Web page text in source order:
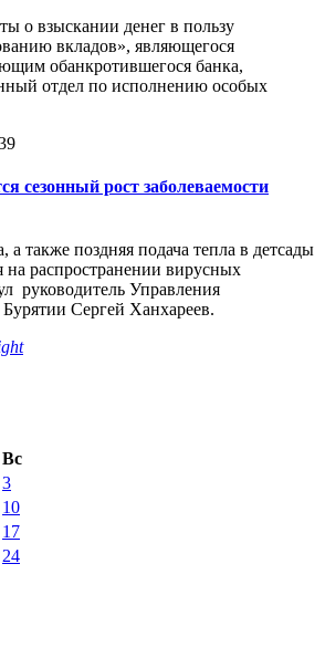
о взыскании денег в пользу
вкладов», являющегося
обанкротившегося банка,
отдел по исполнению особых
сезонный рост заболеваемости
а также поздняя подача тепла в детсады
на распространении вирусных
руководитель Управления
Сергей Ханхареев.
Вс
3
10
17
24